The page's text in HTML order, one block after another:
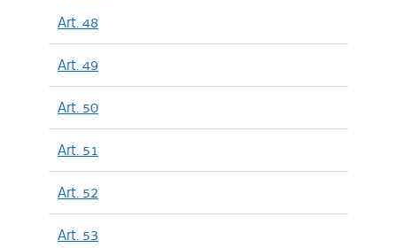
Art. 48
Art. 49
Art. 50
Art. 51
Art. 52
Art. 53